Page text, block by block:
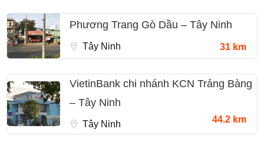
Phương Trang Gò Dầu – Tây Ninh
Tây Ninh 31 km
VietinBank chi nhánh KCN Trảng Bàng
– Tây Ninh
Tây Ninh 44.2 km